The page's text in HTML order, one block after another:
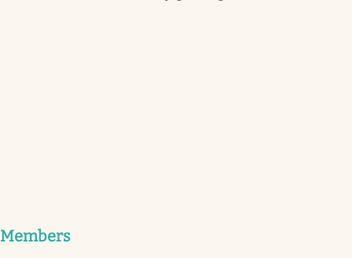
Members